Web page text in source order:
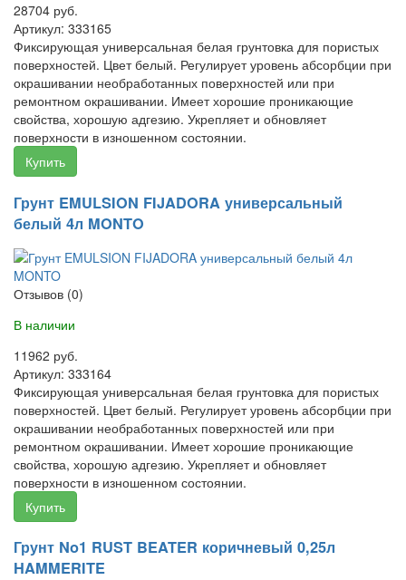
28704 руб.
Артикул: 333165
Фиксирующая универсальная белая грунтовка для пористых
поверхностей. Цвет белый. Регулирует уровень абсорбции при
окрашивании необработанных поверхностей или при
ремонтном окрашивании. Имеет хорошие проникающие
свойства, хорошую адгезию. Укрепляет и обновляет
поверхности в изношенном состоянии.
Купить
Грунт EMULSION FIJADORA универсальный
белый 4л MONTO
Отзывов (0)
В наличии
11962 руб.
Артикул: 333164
Фиксирующая универсальная белая грунтовка для пористых
поверхностей. Цвет белый. Регулирует уровень абсорбции при
окрашивании необработанных поверхностей или при
ремонтном окрашивании. Имеет хорошие проникающие
свойства, хорошую адгезию. Укрепляет и обновляет
поверхности в изношенном состоянии.
Купить
Грунт No1 RUST BEATER коричневый 0,25л
HAMMERITE